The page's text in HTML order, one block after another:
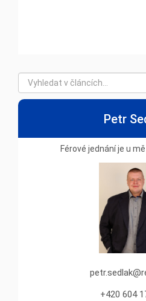
Petr
Férové jednání je u
+420 604